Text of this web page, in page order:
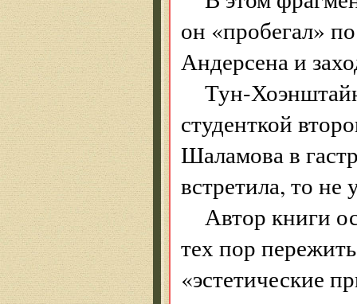
он «пробегал»
Андерсена и
Тун-
студенткой
Шаламова в
встретила, то не
Автор книги
тех пор
«эстетические